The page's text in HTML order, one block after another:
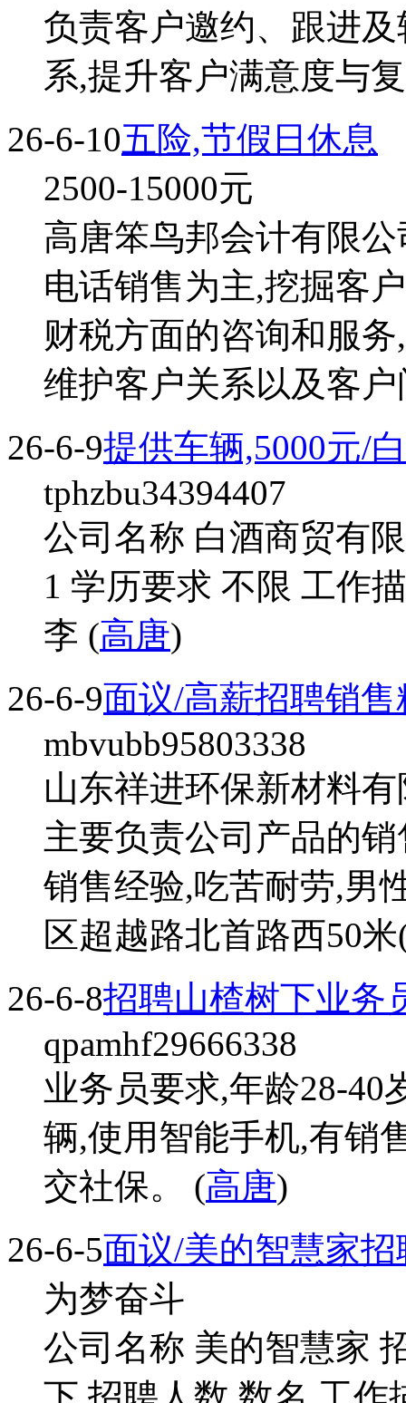
负责客户邀约、跟进
系,提升客户满意度与
26-6-10五险,节假日休息
2500-15000元
高唐笨鸟邦会计有限
电话销售为主,挖掘客
财税方面的咨询和服
维护客户关系以及客户
26-6-9提供车辆,5000元/
tphzbu34394407
公司名称 白酒商贸有
1 学历要求 不限 工作
李 (高唐)
26-6-9面议/高薪招聘销
mbvubb95803338
山东祥进环保新材料
主要负责公司产品的
销售经验,吃苦耐劳,男
区超越路北首路西50
26-6-8招聘山楂树下业务
qpamhf29666338
业务员要求,年龄28-40
辆,使用智能手机,有销
交社保。 (高唐)
26-6-5面议/美的智慧家
为梦奋斗
公司名称 美的智慧家